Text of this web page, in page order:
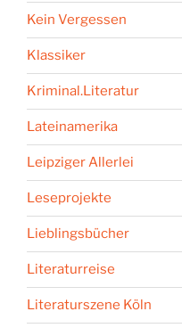
Kein Vergessen
Klassiker
Kriminal.Literatur
Lateinamerika
Leipziger Allerlei
Leseprojekte
Lieblingsbücher
Literaturreise
Literaturszene Köln